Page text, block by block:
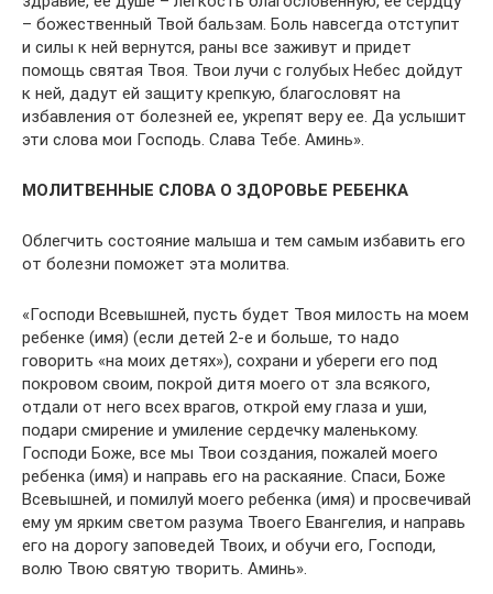
– божественный Твой бальзам. Боль навсегда отступит
и силы к ней вернутся, раны все заживут и придет
помощь святая Твоя. Твои лучи с голубых Небес дойдут
к ней, дадут ей защиту крепкую, благословят на
избавления от болезней ее, укрепят веру ее. Да услышит
эти слова мои Господь. Слава Тебе. Аминь».
МОЛИТВЕННЫЕ СЛОВА О ЗДОРОВЬЕ РЕБЕНКА
Облегчить состояние малыша и тем самым избавить его
от болезни поможет эта молитва.
«Господи Всевышней, пусть будет Твоя милость на моем
ребенке (имя) (если детей 2-е и больше, то надо
говорить «на моих детях»), сохрани и убереги его под
покровом своим, покрой дитя моего от зла всякого,
отдали от него всех врагов, открой ему глаза и уши,
подари смирение и умиление сердечку маленькому.
Господи Боже, все мы Твои создания, пожалей моего
ребенка (имя) и направь его на раскаяние. Спаси, Боже
Всевышней, и помилуй моего ребенка (имя) и просвечивай
ему ум ярким светом разума Твоего Евангелия, и направь
его на дорогу заповедей Твоих, и обучи его, Господи,
волю Твою святую творить. Аминь».